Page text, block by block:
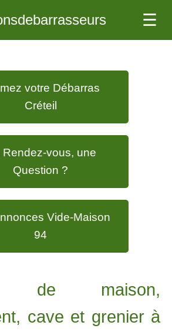
☰
Les
un devis gratuit
que ce
soit pour un
ou une vente
!
votre Débarras
Créteil
Rendez-vous, une
Question ?
Vide-Maison
94
de maison,
cave et grenier à